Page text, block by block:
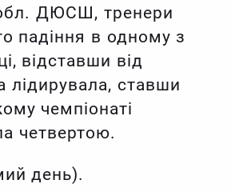
ДЮСШ, тренери
падіння в одному з
відставши від
лідирувала, ставши
чемпіонаті
четвертою.
день).